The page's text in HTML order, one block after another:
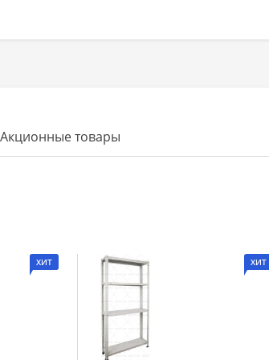
Акционные товары
ХИТ ХИТ